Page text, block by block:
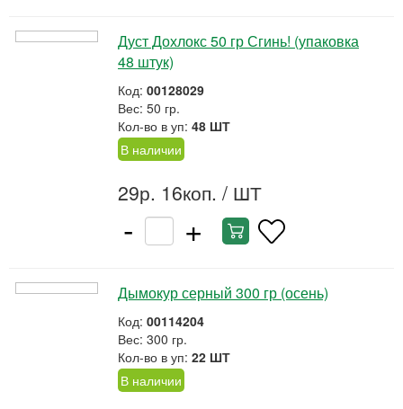
Дуст Дохлокс 50 гр Сгинь! (упаковка
48 штук)
Код: 00128029
Вес: 50 гр.
Кол-во в уп: 48 ШТ
В наличии
29р. 16коп. / ШТ
- +
Дымокур серный 300 гр (осень)
Код: 00114204
Вес: 300 гр.
Кол-во в уп: 22 ШТ
В наличии